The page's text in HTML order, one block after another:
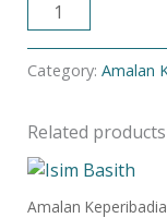
Category: Amalan
Related products
Amalan